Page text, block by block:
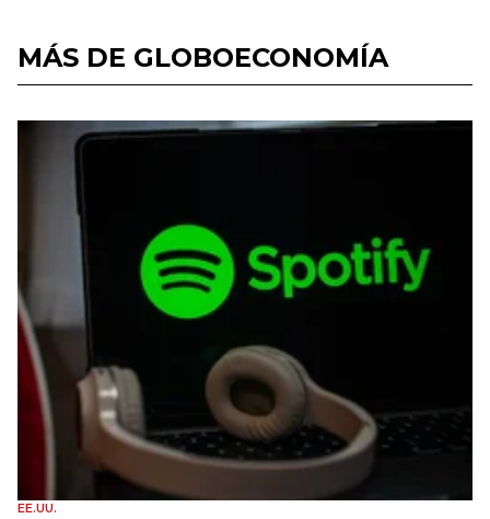
MÁS DE GLOBOECONOMÍA
EE.UU.